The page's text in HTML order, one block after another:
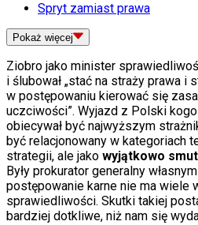
Spryt zamiast prawa
Pokaż więcej
Ziobro jako minister
i ślubował „stać na straży prawa i
w postępowaniu kierować się
uczciwości”. Wyjazd z Polski
obiecywał być najwyższym
być relacjonowany w kategoriach
strategii, ale jako wyjątkowo
Były prokurator generalny
postępowanie karne nie ma wiele
sprawiedliwości. Skutki takiej
bardziej dotkliwe, niż nam się